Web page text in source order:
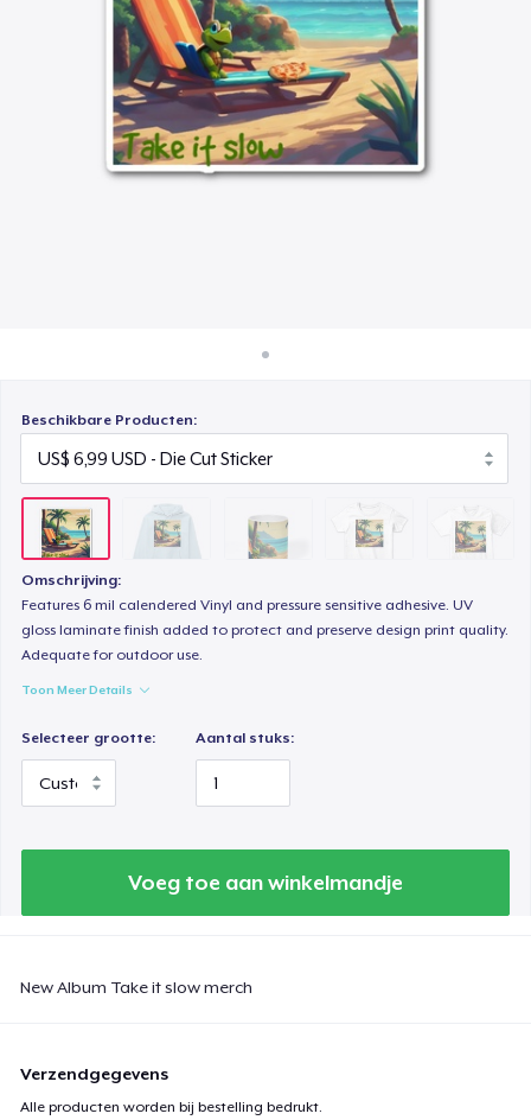
Verkoop overal
Verkoop alles
Beschikbare Producten:
Omschrijving:
Features 6 mil calendered Vinyl and pressure sensitive adhesive. UV
gloss laminate finish added to protect and preserve design print quality.
Adequate for outdoor use.
Toon Meer Details
Selecteer grootte: Aantal stuks:
Voeg toe aan winkelmandje
New Album Take it slow merch
Verzendgegevens
Alle producten worden bij bestelling bedrukt.
Mug
US$ 15,99
Women's Classic Tee
US$ 23,99